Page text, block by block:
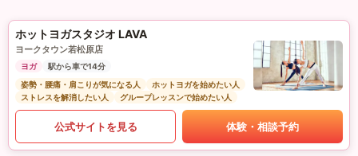
ホットヨガスタジオ LAVA
ヨークタウン若松原店
ヨガ
駅から車で14分
姿勢・腰痛・肩こりが気になる人
ホットヨガを始めたい人
ストレスを解消したい人
グループレッスンで始めたい人
公式サイトを見る 体験・相談予約